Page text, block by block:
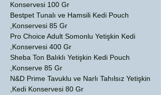
Konservesi 100 Gr
Bestpet Tunalı ve Hamsili Kedi Pouch
Konservesi 85 Gr,
Pro Choice Adult Somonlu Yetişkin Kedi
Konservesi 400 Gr,
Sheba Ton Balıklı Yetişkin Kedi Pouch
Konserve 85 Gr,
N&D Prime Tavuklu ve Narlı Tahılsız Yetişkin
Kedi Konservesi 80 Gr,